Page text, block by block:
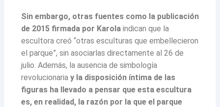
Sin embargo, otras fuentes como la publicación
de 2015 firmada por Karola indican que la
escultora creó “otras esculturas que embellecieron
el parque”, sin asociarlas directamente al 26 de
julio. Además, la ausencia de simbología
revolucionariay la disposición íntima de las
figuras ha llevado a pensar que esta escultura
es, en realidad, la razón por la que el parque